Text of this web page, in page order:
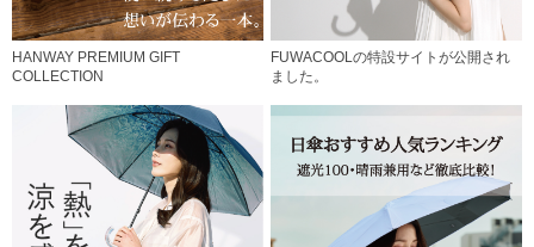
HANWAY PREMIUM GIFT
COLLECTION
FUWACOOLの特設サイトが公開され
ました。